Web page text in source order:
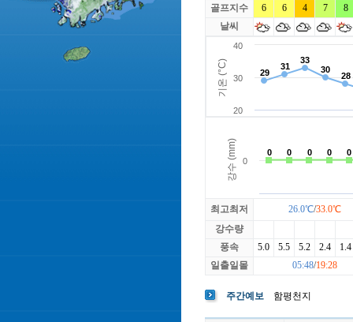
마에스트로
마이다스
베뉴지
베르힐영종
블랙스톤GC이천
빅토리아
골프지수 6 6 4 7
8
날씨
최고최저 26.0℃/33.0℃
강수량
풍속
5.0 5.5 5.2 2.4
1.4
일출일몰
05:48/19:28
주간예보 함평천지